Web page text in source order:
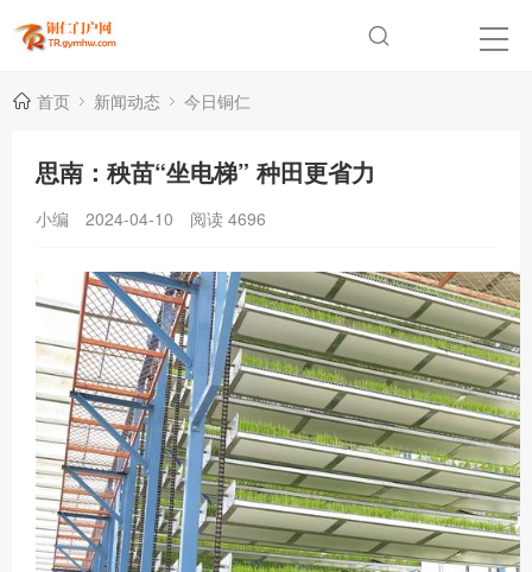
首页 新闻动态 今日铜仁
思南：秧苗“坐电梯” 种田更省力
小编 2024-04-10 阅读 4696